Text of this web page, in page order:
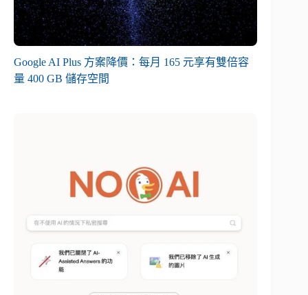
Google AI Plus 方案降價：每月 165 元享有雙倍容
量 400 GB 儲存空間